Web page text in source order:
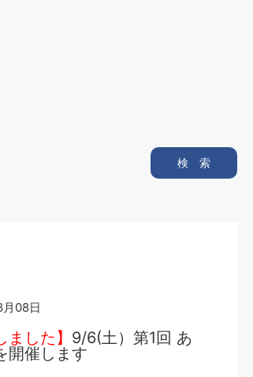
検 索
08日
した】 9/6(土）第1回 あ
開催します